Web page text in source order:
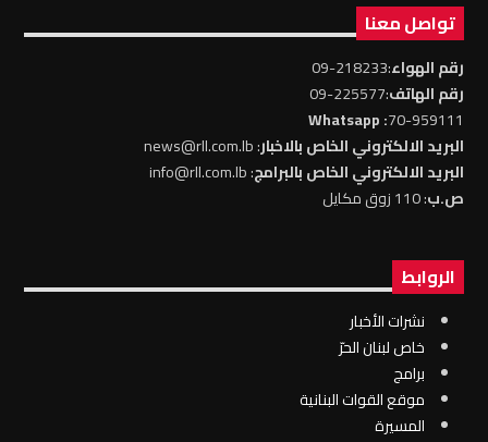
تواصل معنا
رقم الهواء:218233-09
رقم الهاتف:225577-09
70-959111
: Whatsapp
البريد الالكتروني الخاص بالاخبار: news@rll.com.lb
البريد الالكتروني الخاص بالبرامج: info@rll.com.lb
ص.ب: 110 زوق مكايل
الروابط
نشرات الأخبار
خاص لبنان الحرّ
برامج
موقع القوات البنانية
المسيرة